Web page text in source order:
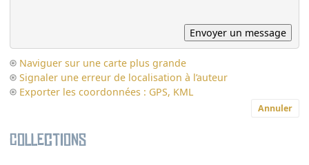
Naviguer sur une carte plus grande
Signaler une erreur de localisation à l’auteur
Exporter les coordonnées : GPS, KML
Annuler
Collections